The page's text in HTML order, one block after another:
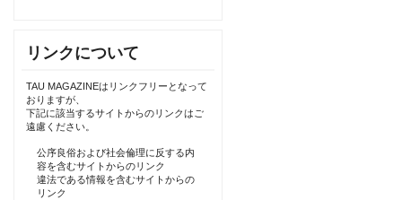
リンクについて
TAU MAGAZINEはリンクフリーとなって
おりますが、
下記に該当するサイトからのリンクはご
遠慮ください。
公序良俗および社会倫理に反する内
容を含むサイトからのリンク
違法である情報を含むサイトからの
リンク